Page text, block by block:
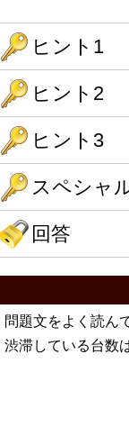
ヒント1
ヒント2
ヒント3
スペシャ
回答
問題文をよく読ん
渋滞している台数